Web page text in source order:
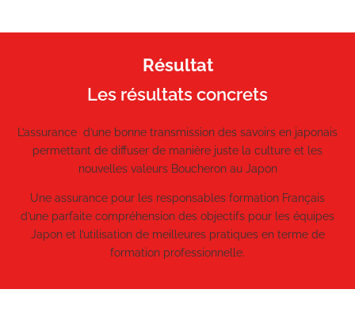
Résultat
Les résultats concrets
L’assurance d’une bonne transmission des savoirs en japonais
permettant de diffuser de manière juste la culture et les
nouvelles valeurs Boucheron au Japon
Une assurance pour les responsables formation Français
d’une parfaite compréhension des objectifs pour les équipes
Japon et l’utilisation de meilleures pratiques en terme de
formation professionnelle.